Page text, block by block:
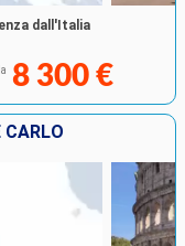
dall'Italia
8 300 €
CARLO